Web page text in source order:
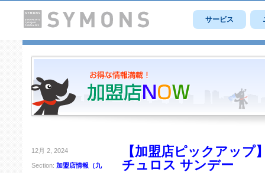
サービス
12月 2, 2024
Section: 加盟店情報（九
【加盟店ピックアップ
チュロス サンデー